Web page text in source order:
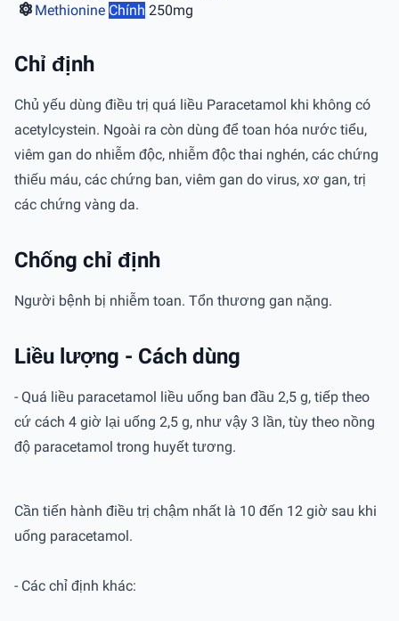
Methionine Chính 250mg
Chỉ định
Chủ yếu dùng điều trị quá liều Paracetamol khi không có
acetylcystein. Ngoài ra còn dùng để toan hóa nước tiểu,
viêm gan do nhiễm độc, nhiễm độc thai nghén, các chứng
thiếu máu, các chứng ban, viêm gan do virus, xơ gan, trị
các chứng vàng da.
Chống chỉ định
Người bệnh bị nhiễm toan. Tổn thương gan nặng.
Liều lượng - Cách dùng
- Quá liều paracetamol liều uống ban đầu 2,5 g, tiếp theo
cứ cách 4 giờ lại uống 2,5 g, như vậy 3 lần, tùy theo nồng
độ paracetamol trong huyết tương.
Cần tiến hành điều trị chậm nhất là 10 đến 12 giờ sau khi
uống paracetamol.
- Các chỉ định khác: